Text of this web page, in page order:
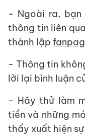
- Ngoài ra, bạn
thông tin liên
thành lập
- Thông tin
lời lại bình luận
- Hãy thử làm
tiền và những
thấy xuất hiện